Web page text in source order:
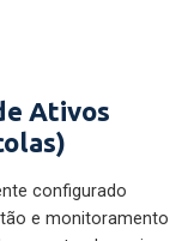
Ativos
configurado
e monitoramento